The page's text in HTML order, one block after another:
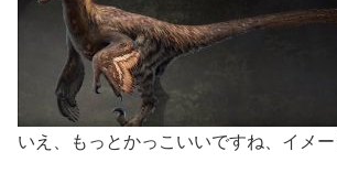
いえ、もっとかっこいいですね、イメー